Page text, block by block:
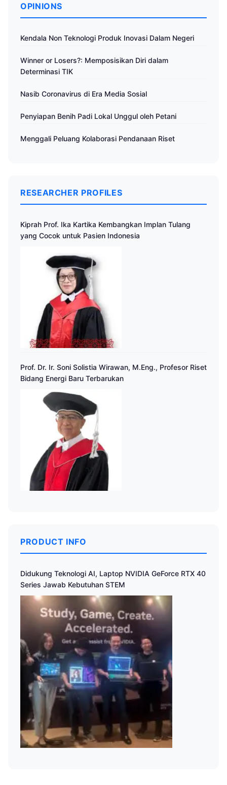
OPINIONS
Kendala Non Teknologi Produk Inovasi Dalam Negeri
Winner or Losers?: Memposisikan Diri dalam
Determinasi TIK
Nasib Coronavirus di Era Media Sosial
Penyiapan Benih Padi Lokal Unggul oleh Petani
Menggali Peluang Kolaborasi Pendanaan Riset
RESEARCHER PROFILES
Kiprah Prof. Ika Kartika Kembangkan Implan Tulang
yang Cocok untuk Pasien Indonesia
Prof. Dr. Ir. Soni Solistia Wirawan, M.Eng., Profesor Riset
Bidang Energi Baru Terbarukan
PRODUCT INFO
Didukung Teknologi AI, Laptop NVIDIA GeForce RTX 40
Series Jawab Kebutuhan STEM